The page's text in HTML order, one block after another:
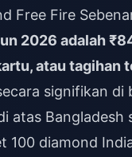
Free Fire
2026 adalah
atau tagihan
signifikan di
atas Bangladesh
100 diamond